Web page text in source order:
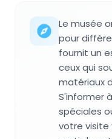
Le musée
pour
fournit un
ceux qui
matériaux
S'informer
spéciales
votre visite